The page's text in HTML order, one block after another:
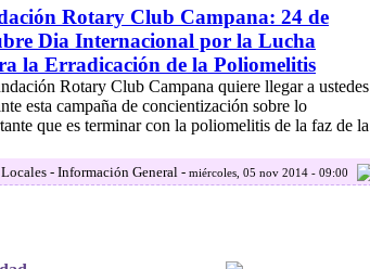
Rotary Club Campana: 24 de
Dia Internacional por la Lucha
la Erradicación de la Poliomelitis
Rotary Club Campana quiere llegar a ustedes
esta campaña de concientización sobre lo
que es terminar con la poliomelitis de la faz de la
Locales - Información General - miércoles, 05 nov 2014 - 09:00